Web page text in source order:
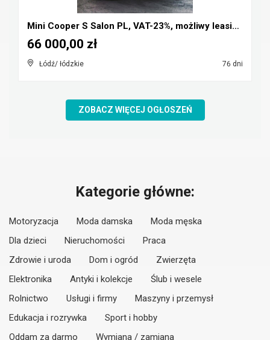
Mini Cooper S Salon PL, VAT-23%, możliwy leasing, ...
Łódź/ łódzkie 76 dni
66 000,00 zł
ZOBACZ WIĘCEJ OGŁOSZEŃ
Kategorie główne:
Motoryzacja Moda damska
Moda męska
Dla dzieci
Nieruchomości
Praca
Zdrowie i uroda
Dom i ogród
Zwierzęta
Elektronika
Antyki i kolekcje
Ślub i wesele
Rolnictwo
Usługi i firmy
Maszyny i przemysł
Edukacja i rozrywka
Sport i hobby
Oddam za darmo
Wymiana / zamiana